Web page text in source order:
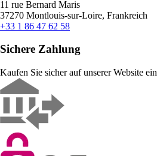
11 rue Bernard Maris
37270 Montlouis-sur-Loire, Frankreich
+33 1 86 47 62 58
Sichere Zahlung
Kaufen Sie sicher auf unserer Website ein